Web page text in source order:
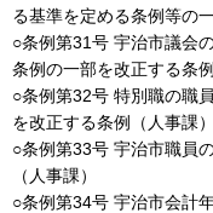
る基準を定める条例等の
○条例第31号 宇治市議会
条例の一部を改正する条
○条例第32号 特別職の職
を改正する条例（人事課
○条例第33号 宇治市職員
（人事課）
○条例第34号 宇治市会計